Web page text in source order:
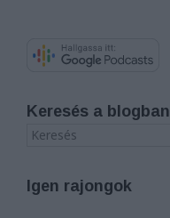
Keresés a blogban
Igen rajongok